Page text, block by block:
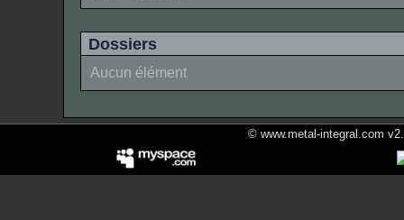
Dossiers
Aucun élément
© www.metal-integral.com